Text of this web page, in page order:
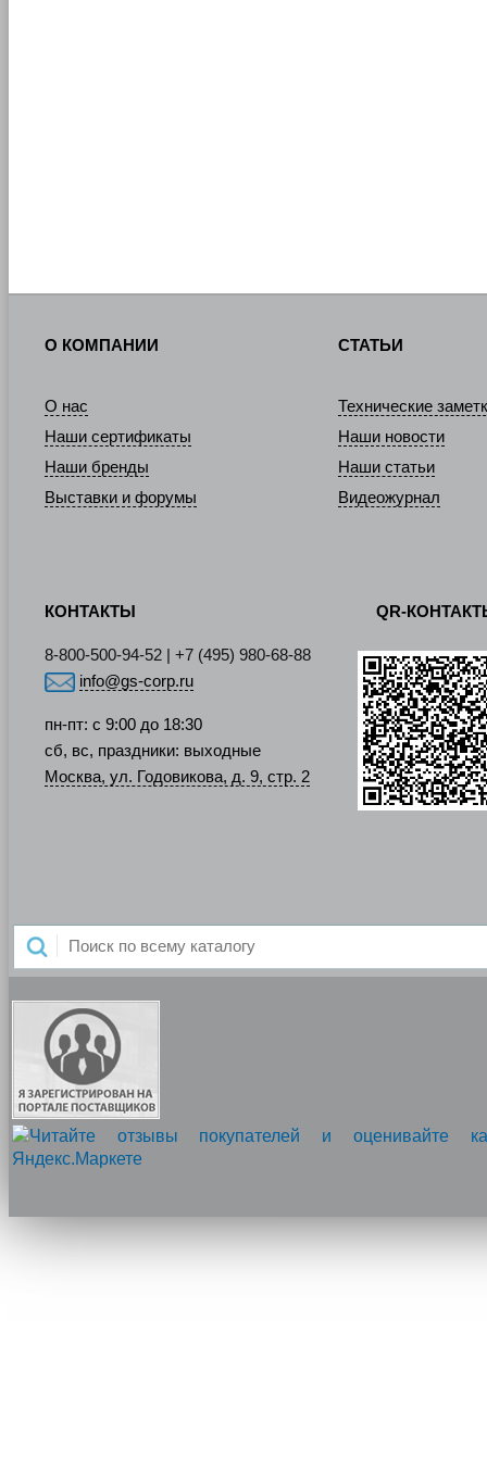
О КОМПАНИИ
О нас
Наши сертификаты
Наши бренды
Выставки и форумы
СТАТЬИ
Технические
Наши новости
Наши статьи
Видеожурнал
КОНТАКТЫ
8-800-500-94-52 | +7 (495) 980-68-88
info@gs-corp.ru
пн-пт: с 9:00 до 18:30
сб, вс, праздники: выходные
Москва, ул. Годовикова, д. 9, стр. 2
QR-